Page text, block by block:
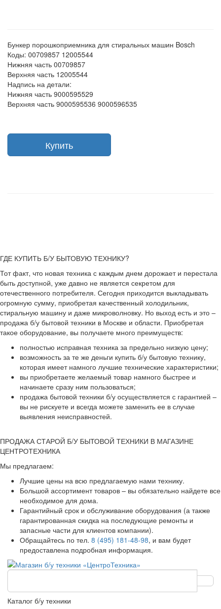
Бункер порошкоприемника для стиральных машин Bosch
Коды: 00709857 12005544
Нижняя часть 00709857
Верхняя часть 12005544
Надпись на детали:
Нижняя часть 9000595529
Верхняя часть 9000595536 9000596535
ГДЕ КУПИТЬ Б/У БЫТОВУЮ ТЕХНИКУ?
Тот факт, что новая техника с каждым днем дорожает и перестала
быть доступной, уже давно не является секретом для
отечественного потребителя. Сегодня приходится выкладывать
огромную сумму, приобретая качественный холодильник,
стиральную машину и даже микроволновку. Но выход есть и это –
продажа б/у бытовой техники в Москве и области. Приобретая
такое оборудование, вы получаете много преимуществ:
полностью исправная техника за предельно низкую цену;
возможность за те же деньги купить б/у бытовую технику,
которая имеет намного лучшие технические характеристики;
вы приобретаете желаемый товар намного быстрее и
начинаете сразу ним пользоваться;
продажа бытовой техники б/у осуществляется с гарантией –
вы не рискуете и всегда можете заменить ее в случае
выявления неисправностей.
ПРОДАЖА СТАРОЙ Б/У БЫТОВОЙ ТЕХНИКИ В МАГАЗИНЕ
ЦЕНТРОТЕХНИКА
Мы предлагаем:
Лучшие цены на всю предлагаемую нами технику.
Большой ассортимент товаров – вы обязательно найдете все
необходимое для дома.
Гарантийный срок и обслуживание оборудования (а также
гарантированная скидка на последующие ремонты и
запасные части для клиентов компании).
Обращайтесь по тел. 8 (495) 181-48-98, и вам будет
предоставлена подробная информация.
Каталог б/у техники